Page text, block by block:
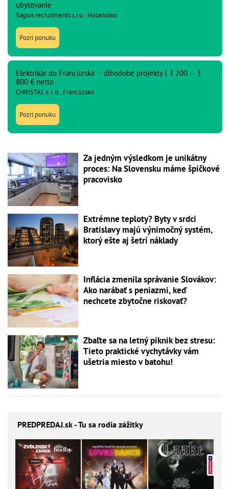
ubytovanie
Sagius recruitments s.r.o., Holandsko
Pozri ponuku
Elektrikár do Francúzska – dlhodobé projekty | 3 200 – 3
800 € netto
CHRISTAL s. r. o., Francúzsko
Pozri ponuku
Za jedným výsledkom je unikátny
proces: Na Slovensku máme špičkové
pracovisko
Extrémne teploty? Byty v srdci
Bratislavy majú výnimočný systém,
ktorý ešte aj šetrí náklady
Inflácia zmenila správanie Slovákov:
Ako narábať s peniazmi, keď
nechcete zbytočne riskovať?
Zbaľte sa na letný piknik bez stresu:
Tieto praktické vychytávky vám
ušetria miesto v batohu!
PREDPREDAJ.sk - Tu sa rodia zážitky